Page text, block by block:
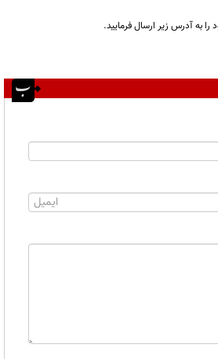
به آدرس زیر ارسال فرمایید.